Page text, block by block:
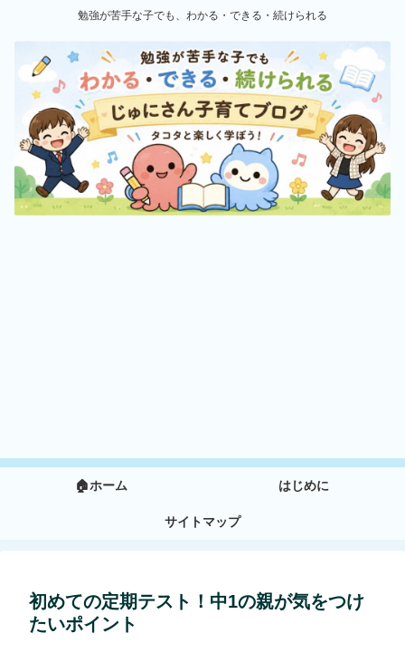
勉強が苦手な子でも、わかる・できる・続けられる
🏠ホーム はじめに
サイトマップ
初めての定期テスト！中1の親が気をつけ
たいポイント